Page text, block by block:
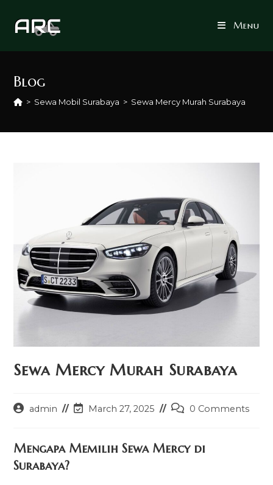
Menu
Blog
> Sewa Mobil Surabaya > Sewa Mercy Murah Surabaya
Sewa Mercy Murah Surabaya
Postadmin
PostMarch 27, 2025
Post0 Comments
Mengapa Memilih Sewa Mercy di
Surabaya?